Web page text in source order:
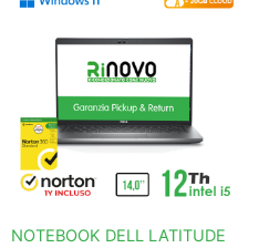
NOTEBOOK DELL LATITUDE